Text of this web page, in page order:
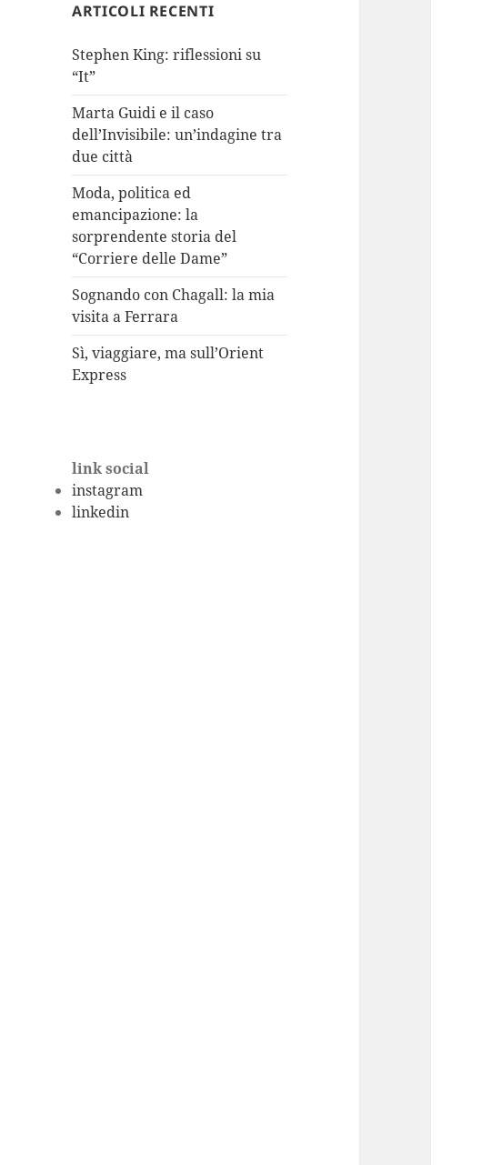
ARTICOLI RECENTI
Stephen King: riflessioni su
“It”
Marta Guidi e il caso
dell’Invisibile: un’indagine tra
due città
Moda, politica ed
emancipazione: la
sorprendente storia del
“Corriere delle Dame”
Sognando con Chagall: la mia
visita a Ferrara
Sì, viaggiare, ma sull’Orient
Express
link social
instagram
linkedin